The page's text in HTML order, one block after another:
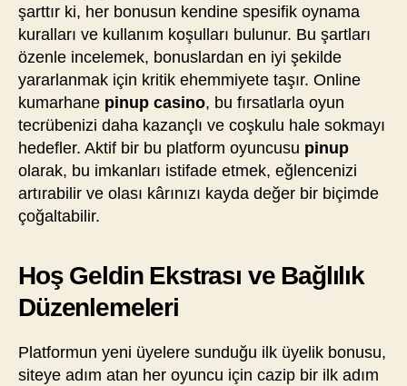
şarttır ki, her bonusun kendine spesifik oynama
kuralları ve kullanım koşulları bulunur. Bu şartları
özenle incelemek, bonuslardan en iyi şekilde
yararlanmak için kritik ehemmiyete taşır. Online
kumarhane pinup casino, bu fırsatlarla oyun
tecrübenizi daha kazançlı ve coşkulu hale sokmayı
hedefler. Aktif bir bu platform oyuncusu pinup
olarak, bu imkanları istifade etmek, eğlencenizi
artırabilir ve olası kârınızı kayda değer bir biçimde
çoğaltabilir.
Hoş Geldin Ekstrası ve Bağlılık
Düzenlemeleri
Platformun yeni üyelere sunduğu ilk üyelik bonusu,
siteye adım atan her oyuncu için cazip bir ilk adım